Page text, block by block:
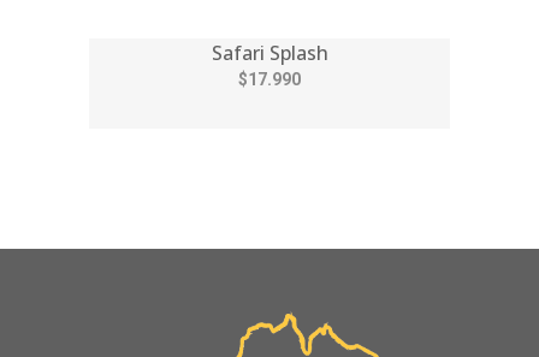
Safari Splash
$17.990